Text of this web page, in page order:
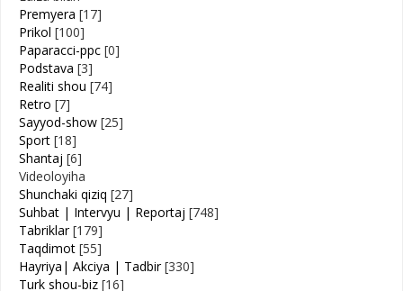
Premyera [17]
Prikol [100]
Paparacci-ppc [0]
Podstava [3]
Realiti shou [74]
Retro [7]
Sayyod-show [25]
Sport [18]
Shantaj [6]
Videoloyiha
Shunchaki qiziq [27]
Suhbat | Intervyu | Reportaj [748]
Tabriklar [179]
Taqdimot [55]
Hayriya| Akciya | Tadbir [330]
Turk shou-biz [16]